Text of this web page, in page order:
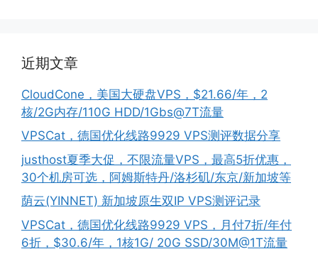
近期文章
CloudCone，美国大硬盘VPS，$21.66/年，2
核/2G内存/110G HDD/1Gbs@7T流量
VPSCat，德国优化线路9929 VPS测评数据分享
justhost夏季大促，不限流量VPS，最高5折优惠，
30个机房可选，阿姆斯特丹/洛杉矶/东京/新加坡等
荫云(YINNET) 新加坡原生双IP VPS测评记录
VPSCat，德国优化线路9929 VPS，月付7折/年付
6折，$30.6/年，1核1G/ 20G SSD/30M@1T流量